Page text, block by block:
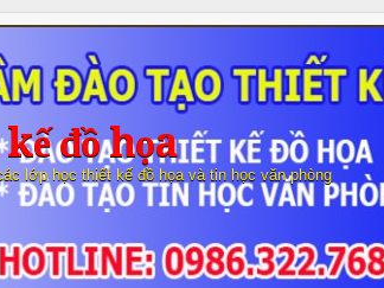
đồ họa
lớp học thiết kế đồ họa và tin học văn phòng